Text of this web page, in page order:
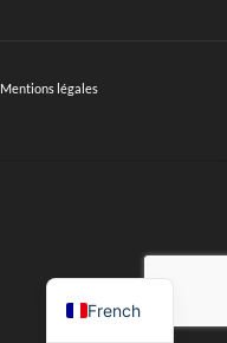
Mentions légales
French